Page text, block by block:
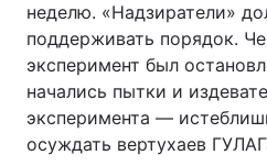
неделю. «Надзиратели»
поддерживать порядок.
эксперимент был
начались пытки и
эксперимента —
осуждать вертухаев